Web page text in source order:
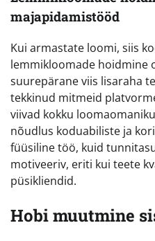
majapidamistööd
Kui armastate loomi, siis
lemmikloomade hoidmine
suurepärane viis lisaraha
tekkinud mitmeid
viivad kokku
nõudlus koduabiliste ja
füüsiline töö, kuid
motiveeriv, eriti kui teete
püsikliendid.
Hobi muutmine